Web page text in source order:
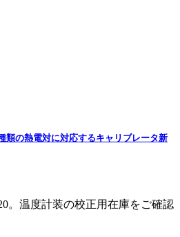
類の熱電対に対応するキャリブレータ新
。温度計装の校正用在庫をご確認